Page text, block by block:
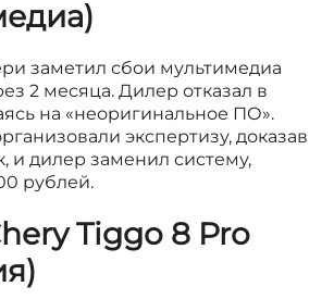
заметил сбои мультимедиа
2 месяца. Дилер отказал в
на «неоригинальное ПО».
экспертизу, доказав
и дилер заменил систему,
рублей.
Tiggo 8 Pro